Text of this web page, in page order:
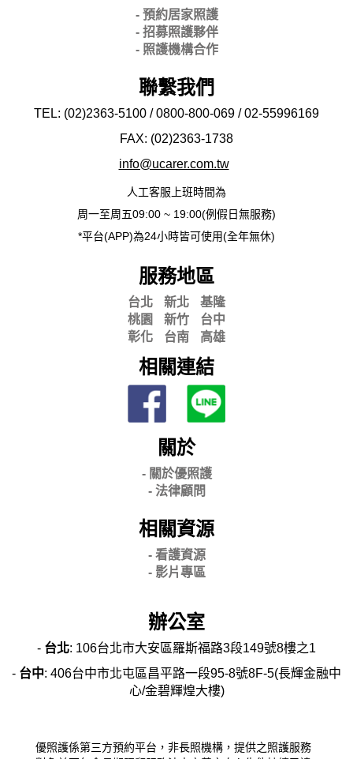
- 預約居家照護
- 招募照護夥伴
- 照護機構合作
聯繫我們
TEL: (02)2363-5100 / 0800-800-069 / 02-55996169
FAX: (02)2363-1738
info@ucarer.com.tw
人工客服上班時間為
周一至周五09:00 ~ 19:00(例假日無服務)
*平台(APP)為24小時皆可使用(全年無休)
服務地區
台北 新北
基隆
桃園
新竹
台中
彰化
台南 高雄
相關連結
關於
- 關於優照護
- 法律顧問
相關資源
- 看護資源
- 影片專區
辦公室
- 台北: 106台北市大安區羅斯福路3段149號8樓之1
- 台中: 406台中市北屯區昌平路一段95-8號8F-5(長輝金融中
心/金碧輝煌大樓)
優照護係第三方預約平台，非長照機構，提供之照護服務